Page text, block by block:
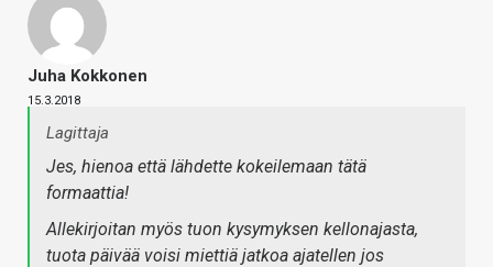
Juha Kokkonen
15.3.2018
Lagittaja
Jes, hienoa että lähdette kokeilemaan tätä
formaattia!
Allekirjoitan myös tuon kysymyksen kellonajasta,
tuota päivää voisi miettiä jatkoa ajatellen jos